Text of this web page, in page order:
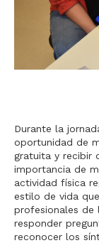
Durante la
oportunidad de
gratuita y recibir
importancia de
actividad física
estilo de vida
profesionales de
responder
reconocer los